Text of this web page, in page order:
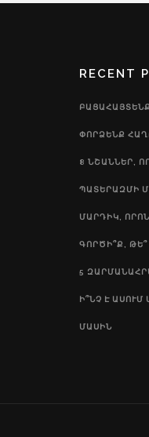
RECENT
ՓՈՐՁԵՆՔ
8 ՆՇԱՆՆԵՐ,
ԱՏԵՐԱԶՄԻ
ՄԱՐԴԻԿ,
ԳՈՐԾԻ՞Ք,
5
Ի՞ՆՉ Է
ՄԱՍԻՆ